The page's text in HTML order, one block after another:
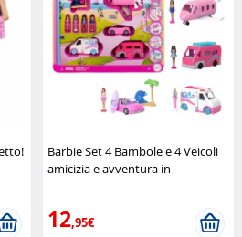
Barbie Set 4 Bambole e 4 Veicoli
amicizia e avventura in
12,95€